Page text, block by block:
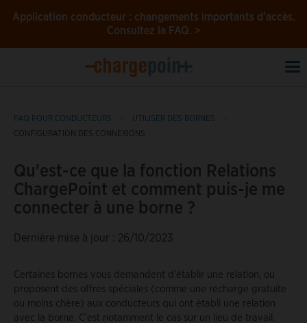
Application conducteur : changements importants d’accès.
Consultez la FAQ. >
FAQ POUR CONDUCTEURS
UTILISER DES BORNES
CONFIGURATION DES CONNEXIONS
Qu'est-ce que la fonction Relations
ChargePoint et comment puis-je me
connecter à une borne ?
Dernière mise à jour : 26/10/2023
Certaines bornes vous demandent d'établir une relation, ou
proposent des offres spéciales (comme une recharge gratuite
ou moins chère) aux conducteurs qui ont établi une relation
avec la borne. C'est notamment le cas sur un lieu de travail,